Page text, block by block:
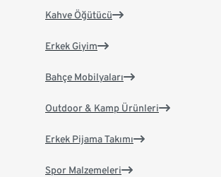
Kahve Öğütücü
Erkek Giyim
Bahçe Mobilyaları
Outdoor & Kamp Ürünleri
Erkek Pijama Takımı
Spor Malzemeleri